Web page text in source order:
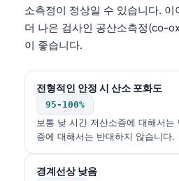
소측정이 정상일 수 있습니다.
더 나은 검사인 공산소측정(co-
이 좋습니다.
전형적인 안정 시 산소 포화도
95-100%
보통 낮 시간 저산소증에 대해서
증에 대해서는 반대하지 않습니다.
경계선상 낮음
Galego
Македонски јазик
Euskara
العربية المغربية
Afrikaans